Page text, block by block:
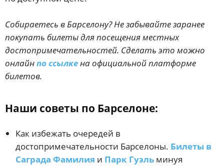
Собираетесь в Барселону? Не забывайте заранее
покупать билеты для посещения местных
достопримечательностей. Сделать это можно
онлайнпо ссылкена официальной платформе
билетов.
Наши советы по Барселоне:
Как избежать очередей в
достопримечательности Барселоны. Билеты в
Саграда Фамилия и Парк Гуэль минуя